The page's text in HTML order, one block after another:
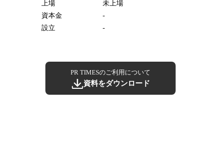
上場
未上場
資本金
-
設立
-
PR TIMESのご利用について
資料をダウンロード